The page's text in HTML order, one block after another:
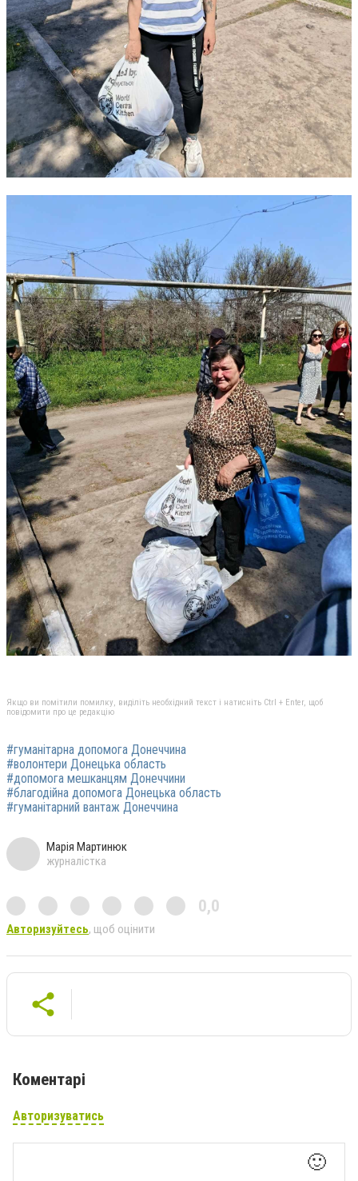
Якщо ви помітили помилку, виділіть необхідний текст і натисніть Ctrl + Enter, щоб
повідомити про це редакцію
#гуманітарна допомога Донеччина
#волонтери Донецька область
#допомога мешканцям Донеччини
#благодійна допомога Донецька область
#гуманітарний вантаж Донеччина
Марія Мартинюк
журналістка
0,0
Авторизуйтесь, щоб оцінити
Коментарі
Авторизуватись
🙂